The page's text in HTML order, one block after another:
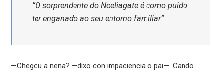
“O sorprendente do Noeliagate é como puido
ter enganado ao seu entorno familiar”
—Chegou a nena? —dixo con impaciencia o pai—. Cando